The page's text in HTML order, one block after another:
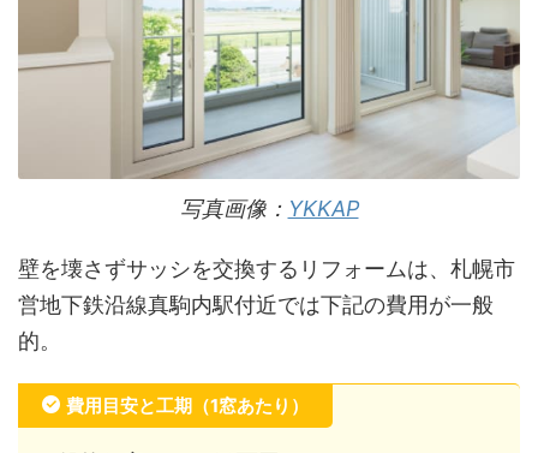
写真画像： YKKAP
壁を壊さずサッシを交換するリフォームは、札幌市
営地下鉄沿線真駒内駅付近では下記の費用が一般
的。
費用目安と工期（1窓あたり）